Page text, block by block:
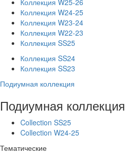
Коллекция W25-26
Коллекция W24-25
Коллекция W23-24
Коллекция W22-23
Коллекция SS25
Коллекция SS24
Коллекция SS23
Подиумная коллекция
Подиумная коллекция
Collection SS25
Collection W24-25
Тематические